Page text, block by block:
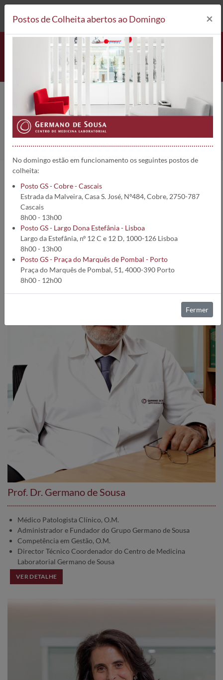
212 693 530* Postes de Prélèvement
Administration
Home Qui sommes nous
Grupo Germano de Sousa
Consulte em baixo a lista dos membros do Conselho de
Administração do Grupo Germano de Sousa.
Prof. Dr. Germano de Sousa
Médico Patologista Clínico, O.M.
Administrador e Fundador do Grupo Germano de Sousa
Competência em Gestão, O.M.
Director Técnico Coordenador do Centro de Medicina
Laboratorial Germano de Sousa
VER DETALHE
Postos de Colheita abertos ao Domingo ×
No domingo estão em funcionamento os seguintes postos de
colheita:
Posto GS - Cobre - Cascais
Estrada da Malveira, Casa S. José, Nº484, Cobre, 2750-787
Cascais
8h00 - 13h00
Posto GS - Largo Dona Estefânia - Lisboa
Largo da Estefânia, nº 12 C e 12 D, 1000-126 Lisboa
8h00 - 13h00
Posto GS - Praça do Marquês de Pombal - Porto
Praça do Marquês de Pombal, 51, 4000-390 Porto
8h00 - 12h00
Fermer